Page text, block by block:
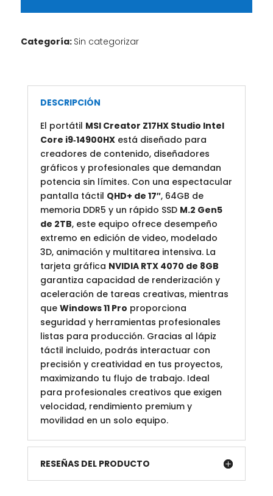
Categoría: Sin categorizar
DESCRIPCIÓN
El portátil MSI Creator Z17HX Studio Intel
Core i9‑14900HXestá diseñado para
creadores de contenido, diseñadores
gráficos y profesionales que demandan
potencia sin límites. Con una espectacular
pantalla táctil QHD+ de 17″, 64GB de
memoria DDR5 y un rápido SSD M.2 Gen5
de 2TB, este equipo ofrece desempeño
extremo en edición de video, modelado
3D, animación y multitarea intensiva. La
tarjeta gráfica NVIDIA RTX 4070 de 8GB
garantiza capacidad de renderización y
aceleración de tareas creativas, mientras
que Windows 11 Pro proporciona
seguridad y herramientas profesionales
listas para producción. Gracias al lápiz
táctil incluido, podrás interactuar con
precisión y creatividad en tus proyectos,
maximizando tu flujo de trabajo. Ideal
para profesionales creativos que exigen
velocidad, rendimiento premium y
movilidad en un solo equipo.
RESEÑAS DEL PRODUCTO